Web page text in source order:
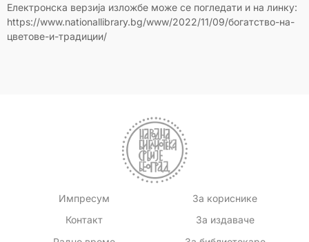
Електронска верзија изложбе може се погледати и на линку:
https://www.nationallibrary.bg/www/2022/11/09/богатство-на-
цветове-и-традиции/
Импресум
Контакт
За кориснике
За издаваче